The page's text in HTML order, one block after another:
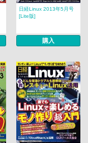
日経Linux 2013年5月号
[Lite版]
購入